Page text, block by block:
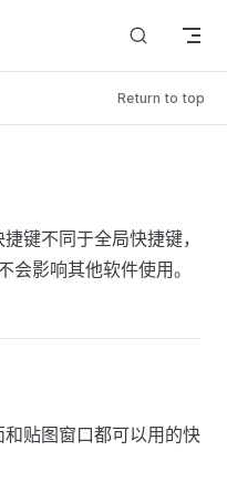
Return to top
键不同于全局快捷键，
会影响其他软件使用。
贴图窗口都可以用的快